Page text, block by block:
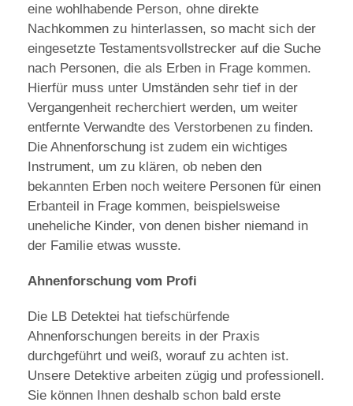
eine wohlhabende Person, ohne direkte
Nachkommen zu hinterlassen, so macht sich der
eingesetzte Testamentsvollstrecker auf die Suche
nach Personen, die als Erben in Frage kommen.
Hierfür muss unter Umständen sehr tief in der
Vergangenheit recherchiert werden, um weiter
entfernte Verwandte des Verstorbenen zu finden.
Die Ahnenforschung ist zudem ein wichtiges
Instrument, um zu klären, ob neben den
bekannten Erben noch weitere Personen für einen
Erbanteil in Frage kommen, beispielsweise
uneheliche Kinder, von denen bisher niemand in
der Familie etwas wusste.
Ahnenforschung vom Profi
Die LB Detektei hat tiefschürfende
Ahnenforschungen bereits in der Praxis
durchgeführt und weiß, worauf zu achten ist.
Unsere Detektive arbeiten zügig und professionell.
Sie können Ihnen deshalb schon bald erste